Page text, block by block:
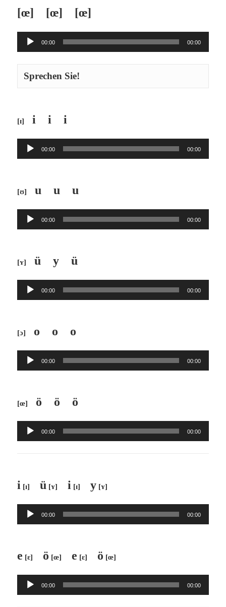
[œ] [œ] [œ]
Audio-
00:00 00:00
Sprechen Sie!
[ɪ] i i i
Audio-
00:00 00:00
[ʊ] u u u
Audio-
00:00 00:00
[ʏ] ü y ü
Audio-
00:00 00:00
[ɔ] o o o
Audio-
00:00 00:00
[œ] ö ö ö
Audio-
00:00 00:00
i [ɪ]ü [ʏ]i [ɪ]y [ʏ]
Audio-
00:00 00:00
e [ɛ] ö [œ]e [ɛ] ö [œ]
Audio-
00:00 00:00